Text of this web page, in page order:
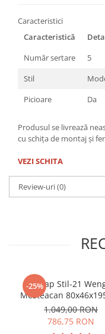
Caracteristici
Caracteristică
Număr sertare
5
Stil
Picioare
Da
Produsul se livrează
cu schița de montaj și
VEZI SCHITA
Review-uri(0)
-25%
Dulap Stil-21
Mesteacan
1.049,00 RON
786,75 RON